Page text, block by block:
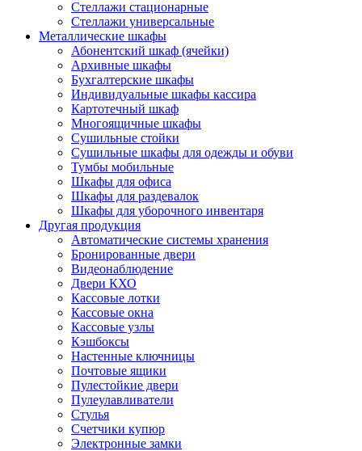
Стеллажи стационарные
Стеллажи универсальные
Металлические шкафы
Абонентский шкаф (ячейки)
Архивные шкафы
Бухгалтерские шкафы
Индивидуальные шкафы кассира
Картотечный шкаф
Многоящичные шкафы
Сушильные стойки
Сушильные шкафы для одежды и обуви
Тумбы мобильные
Шкафы для офиса
Шкафы для раздевалок
Шкафы для уборочного инвентаря
Другая продукция
Автоматические системы хранения
Бронированные двери
Видеонаблюдение
Двери КХО
Кассовые лотки
Кассовые окна
Кассовые узлы
Кэшбоксы
Настенные ключницы
Почтовые ящики
Пулестойкие двери
Пулеулавливатели
Стулья
Счетчики купюр
Электронные замки